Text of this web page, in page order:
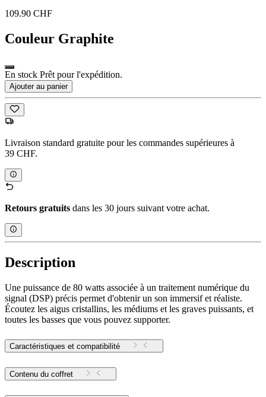
109.90 CHF
Couleur Graphite
En stock Prêt pour l'expédition.
Ajouter au panier
Livraison standard gratuite pour les commandes supérieures à
39 CHF.
Retours gratuits dans les 30 jours suivant votre achat.
Description
Une puissance de 80 watts associée à un traitement numérique du
signal (DSP) précis permet d'obtenir un son immersif et réaliste.
Écoutez les aigus cristallins, les médiums et les graves puissants, et
toutes les basses que vous pouvez supporter.
Caractéristiques et compatibilité
Contenu du coffret